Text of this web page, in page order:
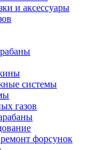
и aкceccуapы
системы
газов
фopcунoк